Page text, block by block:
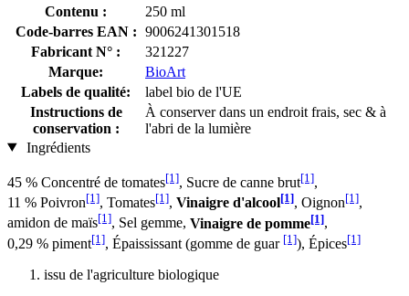
Contenu :
250 ml
Code-barres EAN : 9006241301518
Fabricant N° :
321227
Marque:
BioArt
Labels de qualité:
label bio de l'UE
Instructions de
conservation :
À conserver dans un endroit frais, sec & à
l'abri de la lumière
Ingrédients
45 % Concentré de tomates[1], Sucre de canne brut[1],
11 % Poivron[1], Tomates[1], Vinaigre d'alcool[1], Oignon[1],
amidon de maïs[1], Sel gemme, Vinaigre de pomme[1],
0,29 % piment[1], Épaississant (gomme de guar [1]), Épices[1]
issu de l'agriculture biologique